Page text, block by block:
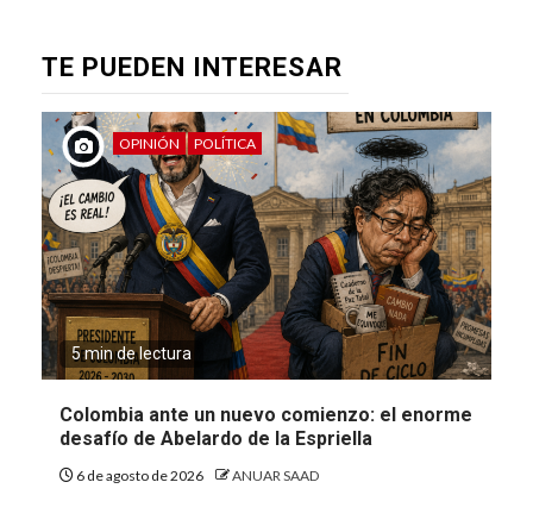
TE PUEDEN INTERESAR
OPINIÓN POLÍTICA
5 min de lectura
Colombia ante un nuevo comienzo: el enorme
desafío de Abelardo de la Espriella
6 de agosto de 2026 ANUAR SAAD